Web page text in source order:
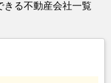
きる不動産会社一覧